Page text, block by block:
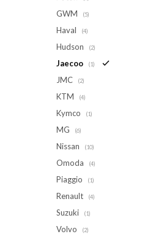
GWM (5)
Haval (4)
Hudson (2)
Jaecoo (1)
JMC (2)
KTM (4)
Kymco (1)
MG (6)
Nissan (10)
Omoda (4)
Piaggio (1)
Renault (4)
Suzuki (1)
Volvo (2)